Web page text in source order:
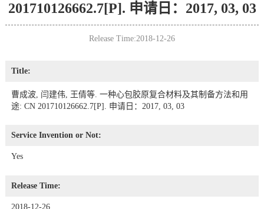
201710126662.7[P]. 申请日：2017, 03, 03
Release Time:2018-12-26
Title:
曹成波, 闫建伟, 王倩等. 一种心包胶原复合材料及其制备方法和用
途: CN 201710126662.7[P]. 申请日：2017, 03, 03
Service Invention or Not:
Yes
Release Time:
2018-12-26